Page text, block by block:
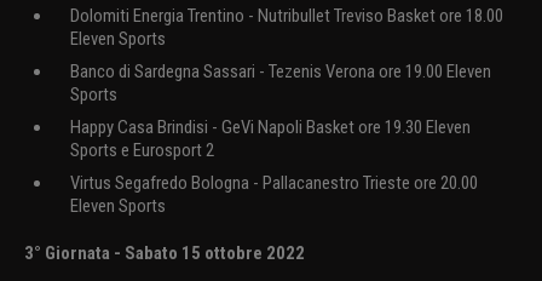
Dolomiti Energia Trentino - Nutribullet Treviso Basket ore 18.00
Eleven Sports
Banco di Sardegna Sassari - Tezenis Verona ore 19.00 Eleven
Sports
Happy Casa Brindisi - GeVi Napoli Basket ore 19.30 Eleven
Sports e Eurosport 2
Virtus Segafredo Bologna - Pallacanestro Trieste ore 20.00
Eleven Sports
3° Giornata - Sabato 15 ottobre 2022